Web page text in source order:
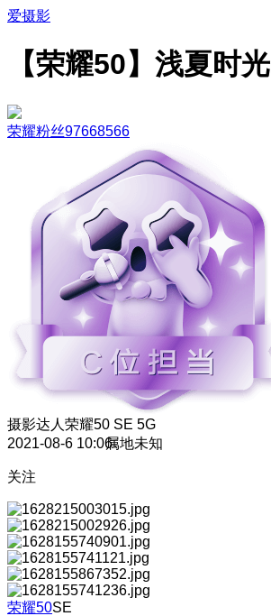
爱摄影
【荣耀50】浅夏时光
荣耀粉丝97668566
摄影达人 荣耀50 SE 5G
2021-08-6 10:06属地未知
关注
荣耀50SE